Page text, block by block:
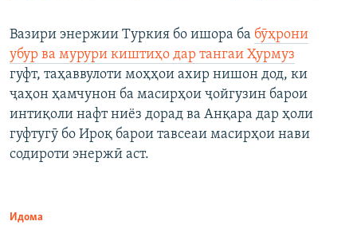
Вазири энержии Туркия бо ишора ба бӯҳрони
убур ва мурури киштиҳо дар тангаи Ҳурмуз
гуфт, таҳаввулоти моҳҳои ахир нишон дод, ки
ҷаҳон ҳамчунон ба масирҳои ҷойгузин барои
интиқоли нафт ниёз дорад ва Анқара дар ҳоли
гуфтугӯ бо Ироқ барои тавсеаи масирҳои нави
содироти энержӣ аст.
Идома